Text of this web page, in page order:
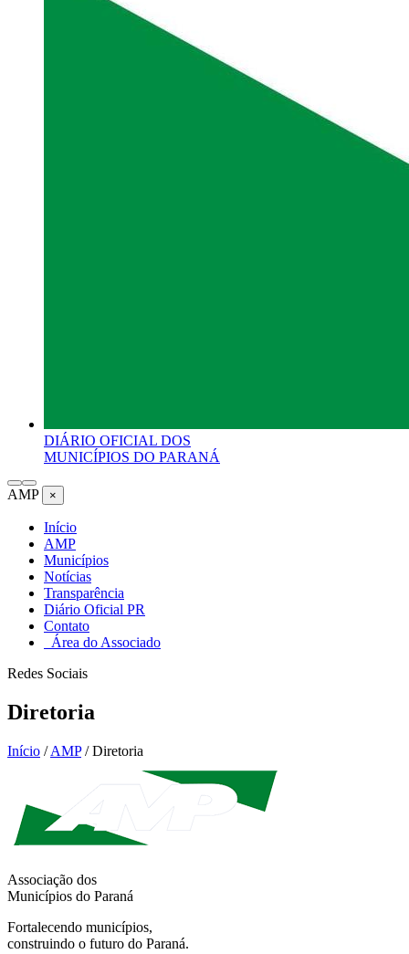
DIÁRIO OFICIAL DOS
MUNICÍPIOS DO PARANÁ
AMP ×
Início
AMP
Municípios
Notícias
Transparência
Diário Oficial PR
Contato
Área do Associado
Redes Sociais
Diretoria
Início / AMP / Diretoria
Associação dos
Municípios do Paraná
Fortalecendo municípios,
construindo o futuro do Paraná.